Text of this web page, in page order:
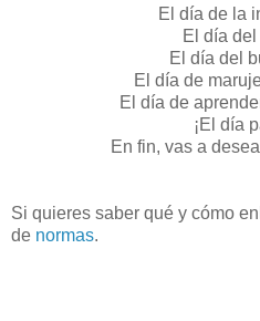
El día de la
El día
El día del
El día de
El día de
¡El día
En fin, vas a
Si quieres saber qué y cómo
de normas.